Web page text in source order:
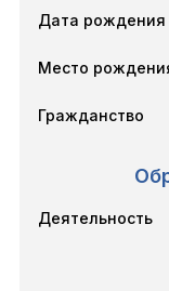
Дата рождения
Место
Гражданство
Деятельность